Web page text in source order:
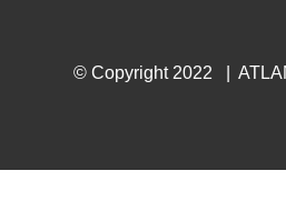
© Copyright 2022 |